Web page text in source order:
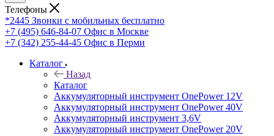
Телефоны
*2445 Звонки с мобильных бесплатно
+7 (495) 646-84-07 Офис в Москве
+7 (342) 255-44-45 Офис в Перми
Каталог
Назад
Каталог
Аккумуляторный инструмент OnePower 12V
Аккумуляторный инструмент OnePower 40V
Аккумуляторный инструмент 3,6V
Аккумуляторный инструмент OnePower 20V